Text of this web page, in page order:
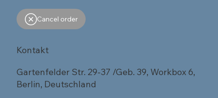
Cancel order
Kontakt
Gartenfelder Str. 29-37 /Geb. 39, Workbox 6,
Berlin, Deutschland